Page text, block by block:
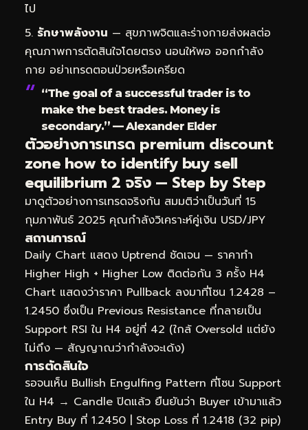
ไป
รักษาพลังงาน — สุขภาพจิตและร่างกายส่งผลต่อ
คุณภาพการตัดสินใจโดยตรง นอนให้พอ ออกกำลัง
กาย อย่าเทรดตอนป่วยหรือเครียด
“The goal of a successful trader is to
make the best trades. Money is
secondary.” — Alexander Elder
ตัวอย่างการเทรด premium discount
zone how to identify buy sell
equilibrium 2 จริง — Step by Step
มาดูตัวอย่างการเทรดจริงกัน สมมติว่าเป็นวันที่ 15
กุมภาพันธ์ 2025 คุณกำลังวิเคราะห์คู่เงิน USD/JPY
สถานการณ์
Daily Chart แสดง Uptrend ชัดเจน — ราคาทำ
Higher High + Higher Low ติดต่อกัน 3 ครั้ง H4
Chart แสดงว่าราคา Pullback ลงมาที่โซน 1.2428 –
1.2450 ซึ่งเป็น Previous Resistance ที่กลายเป็น
Support RSI ใน H4 อยู่ที่ 42 (ใกล้ Oversold แต่ยัง
ไม่ถึง — สัญญาณว่ากำลังจะเด้ง)
การตัดสินใจ
รอจนเห็น Bullish Engulfing Pattern ที่โซน Support
ใน H4 → Candle ปิดแล้ว ยืนยันว่า Buyer เข้ามาแล้ว
Entry Buy ที่ 1.2450 | Stop Loss ที่ 1.2418 (32 pip)